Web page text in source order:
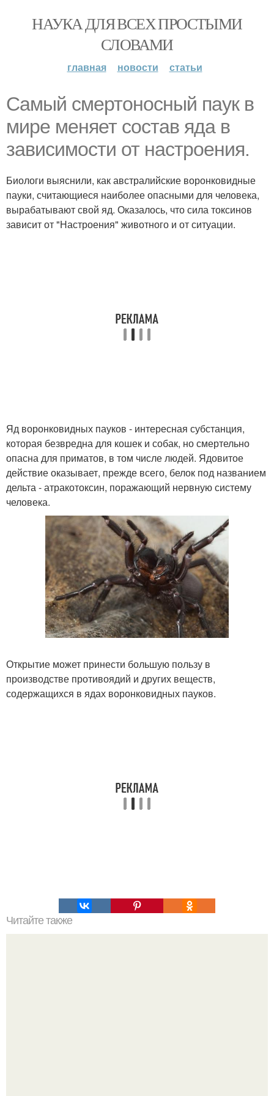
НАУКА ДЛЯ ВСЕХ ПРОСТЫМИ
СЛОВАМИ
главная новости статьи
Самый смертоносный паук в
мире меняет состав яда в
зависимости от настроения.
Биологи выяснили, как австралийские воронковидные
пауки, считающиеся наиболее опасными для человека,
вырабатывают свой яд. Оказалось, что сила токсинов
зависит от "Настроения" животного и от ситуации.
Яд воронковидных пауков - интересная субстанция,
которая безвредна для кошек и собак, но смертельно
опасна для приматов, в том числе людей. Ядовитое
действие оказывает, прежде всего, белок под названием
дельта - атракотоксин, поражающий нервную систему
человека.
Открытие может принести большую пользу в
производстве противоядий и других веществ,
содержащихся в ядах воронковидных пауков.
Читайте также